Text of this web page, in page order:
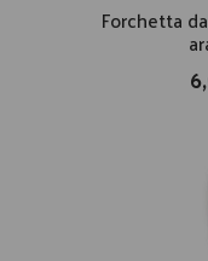
Forchetta